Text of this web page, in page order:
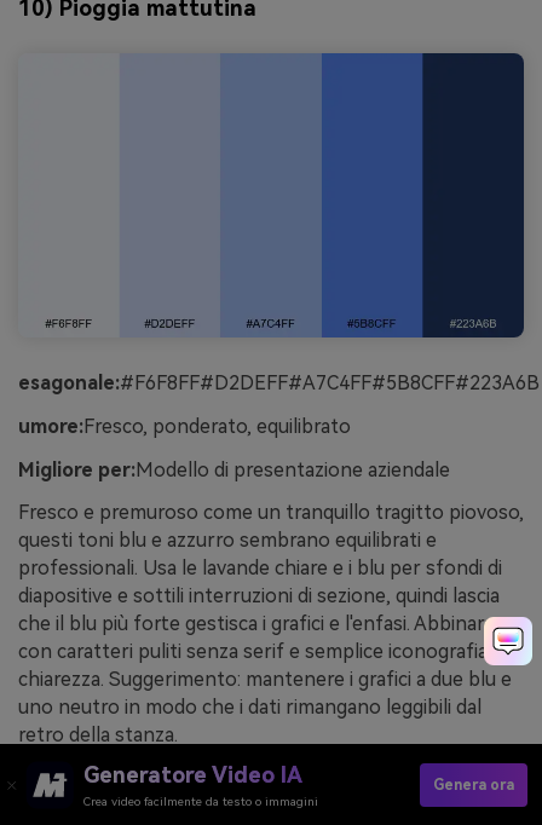
10) Pioggia mattutina
esagonale:#F6F8FF#D2DEFF#A7C4FF#5B8CFF#223A6B
umore:Fresco, ponderato, equilibrato
Migliore per:Modello di presentazione aziendale
Fresco e premuroso come un tranquillo tragitto piovoso,
questi toni blu e azzurro sembrano equilibrati e
professionali. Usa le lavande chiare e i blu per sfondi di
diapositive e sottili interruzioni di sezione, quindi lascia
che il blu più forte gestisca i grafici e l'enfasi. Abbinare
con caratteri puliti senza serif e semplice iconografia per
chiarezza. Suggerimento: mantenere i grafici a due blu e
uno neutro in modo che i dati rimangano leggibili dal
retro della stanza.
Immagine Esempio di pioggia mattutina generata
utilizzando media.io
Generatore Video IA
Crea video facilmente da testo o immagini
Genera ora